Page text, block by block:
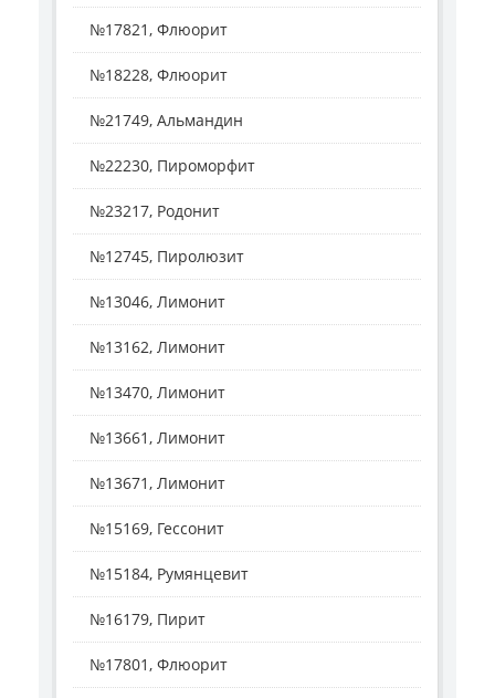
№17821, Флюорит
№18228, Флюорит
№21749, Альмандин
№22230, Пироморфит
№23217, Родонит
№12745, Пиролюзит
№13046, Лимонит
№13162, Лимонит
№13470, Лимонит
№13661, Лимонит
№13671, Лимонит
№15169, Гессонит
№15184, Румянцевит
№16179, Пирит
№17801, Флюорит